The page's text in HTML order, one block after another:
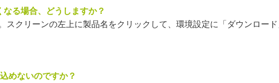
る場合、どうしますか？
スクリーンの左上に製品名をクリックして、環境設定に「ダウンロー
めないのですか？